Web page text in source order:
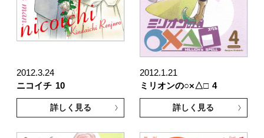
2012.3.24
ニコイチ 10
詳しく見る
2012.1.21
ミリオンの○×△□ 4
詳しく見る